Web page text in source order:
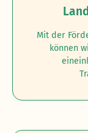
Mit der
können